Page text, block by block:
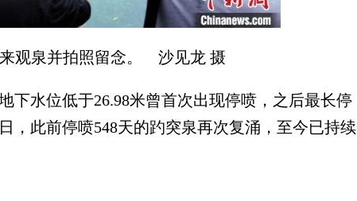
观泉并拍照留念。 沙见龙 摄
水位低于26.98米曾首次出现停喷，之后最长停
，此前停喷548天的趵突泉再次复涌，至今已持续